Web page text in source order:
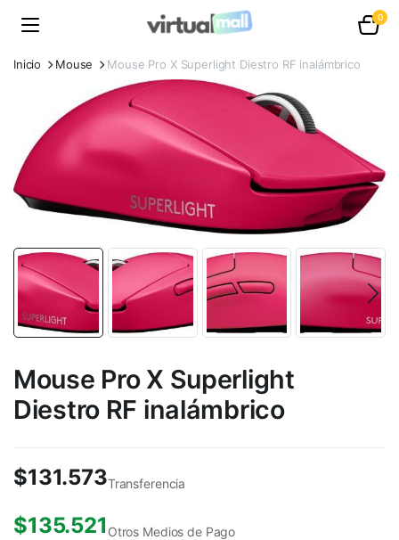
0
Inicio Mouse Mouse Pro X Superlight Diestro RF inalámbrico
Mouse Pro X Superlight
Diestro RF inalámbrico
$131.573Transferencia
$135.521 Otros Medios de Pago